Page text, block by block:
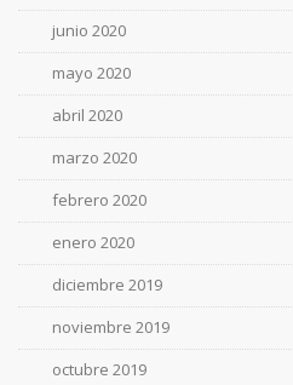
junio 2020
mayo 2020
abril 2020
marzo 2020
febrero 2020
enero 2020
diciembre 2019
noviembre 2019
octubre 2019